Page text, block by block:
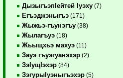
ДызыгъэпIейтей Iуэху (7)
Егъэджэныгъэ (171)
Жыжьэ-гъунэгъу (38)
Жылагъуэ (18)
Жьыщхьэ махуэ (11)
Зауэ гъуэгуанэхэр (2)
ЗэIущIэхэр (84)
ЗэгурыIуэныгъэхэр (5)